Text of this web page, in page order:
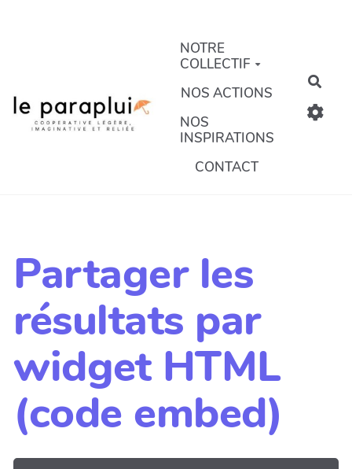
NOTRE
COLLECTIF
NOS ACTIONS
NOS
INSPIRATIONS
CONTACT
Partager les
résultats par
widget HTML
(code embed)